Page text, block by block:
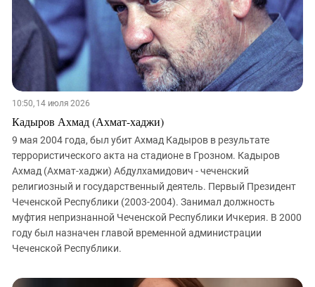
10:50, 14 июля 2026
Кадыров Ахмад (Ахмат-хаджи)
9 мая 2004 года, был убит Ахмад Кадыров в результате
террористического акта на стадионе в Грозном. Кадыров
Ахмад (Ахмат-хаджи) Абдулхамидович - чеченский
религиозный и государственный деятель. Первый Президент
Чеченской Республики (2003-2004). Занимал должность
муфтия непризнанной Чеченской Республики Ичкерия. В 2000
году был назначен главой временной администрации
Чеченской Республики.